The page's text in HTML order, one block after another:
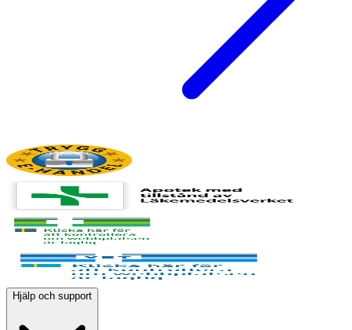
Hjälp och support